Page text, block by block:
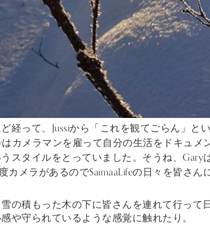
経って、Jussiから「これを観てごらん」と
カメラマンを雇って自分の生活をドキュ
スタイルをとっていました。そうね、
カメラがあるのでSaimaaLifeの日々を皆さん
の積もった木の下に皆さんを連れて行っ
や守られているような感覚に触れたり。